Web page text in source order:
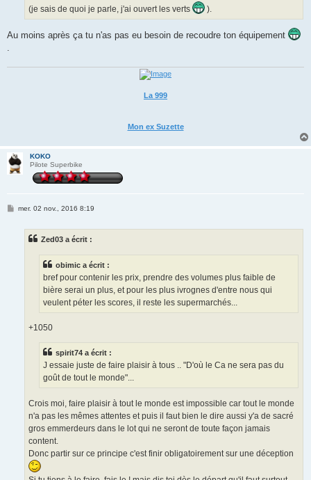
(je sais de quoi je parle, j'ai ouvert les verts ).
Au moins après ça tu n'as pas eu besoin de recoudre ton équipement
.
La 999
Mon ex Suzette
KOKO
Pilote Superbike
Mmer. 02 nov., 2016 8:19
Zed03 a écrit :
obimic a écrit :
bref pour contenir les prix, prendre des volumes plus faible de
bière serai un plus, et pour les plus ivrognes d'entre nous qui
veulent péter les scores, il reste les supermarchés...
+1050
spirit74 a écrit :
J essaie juste de faire plaisir à tous .. "D'où le Ca ne sera pas du
goût de tout le monde"...
Crois moi, faire plaisir à tout le monde est impossible car tout le monde
n'a pas les mêmes attentes et puis il faut bien le dire aussi y'a de sacré
gros emmerdeurs dans le lot qui ne seront de toute façon jamais
content.
Donc partir sur ce principe c'est finir obligatoirement sur une déception